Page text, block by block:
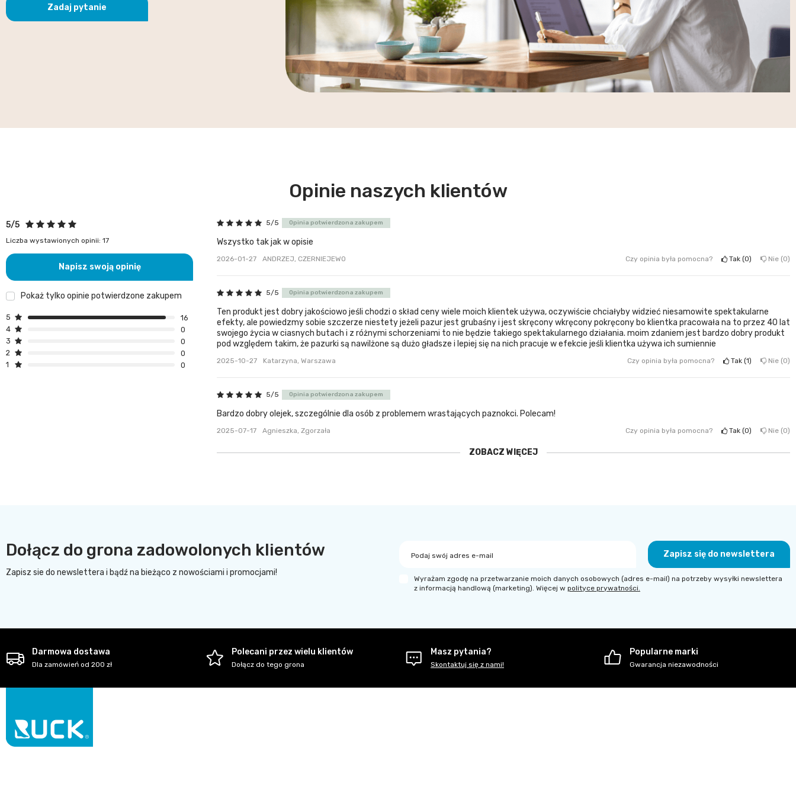
Zadaj pytanie
Opinie naszych klientów
5/5
Liczba wystawionych opinii: 17
Napisz swoją opinię
Pokaż tylko opinie potwierdzone zakupem
5
16
4
0
3
0
2
0
1
0
5/5 Opinia potwierdzona zakupem
Wszystko tak jak w opisie
2026-01-27 ANDRZEJ, CZERNIEJEWO Czy opinia była pomocna? Tak 0 Nie 0
5/5 Opinia potwierdzona zakupem
Ten produkt jest dobry jakościowo jeśli chodzi o skład ceny wiele moich klientek używa, oczywiście chciałyby widzieć niesamowite spektakularne
efekty, ale powiedzmy sobie szczerze niestety jeżeli pazur jest grubaśny i jest skręcony wkręcony pokręcony bo klientka pracowała na to przez 40 lat
swojego życia w ciasnych butach i z różnymi schorzeniami to nie będzie takiego spektakularnego działania. moim zdaniem jest bardzo dobry produkt
pod względem takim, że pazurki są nawilżone są dużo gładsze i lepiej się na nich pracuje w efekcie jeśli klientka używa ich sumiennie
2025-10-27 Katarzyna, Warszawa Czy opinia była pomocna? Tak 1 Nie 0
5/5 Opinia potwierdzona zakupem
Bardzo dobry olejek, szczególnie dla osób z problemem wrastających paznokci. Polecam!
2025-07-17 Agnieszka, Zgorzała Czy opinia była pomocna? Tak 0 Nie 0
ZOBACZ WIĘCEJ
Dołącz do grona zadowolonych klientów
Zapisz sie do newslettera i bądź na bieżąco z nowościami i promocjami!
Podaj swój adres e-mail Zapisz się do newslettera
Wyrażam zgodę na przetwarzanie moich danych osobowych (adres e-mail) na potrzeby wysyłki newslettera
z informacją handlową (marketing). Więcej w polityce prywatności.
Darmowa dostawa
Dla zamówień od 200 zł
Polecani przez wielu klientów
Dołącz do tego grona
Masz pytania?
Skontaktuj się z nami!
Popularne marki
Gwarancja niezawodności